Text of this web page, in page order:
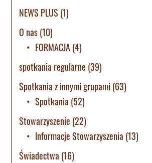
NEWS PLUS (1)
O nas(10)
FORMACJA(4)
spotkania regularne (39)
Spotkania z innymi grupami (63)
Spotkania (52)
Stowarzyszenie (22)
Informacje Stowarzyszenia (13)
Świadectwa (16)